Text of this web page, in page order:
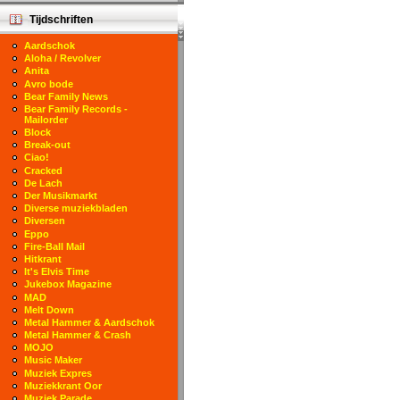
Tijdschriften
Aardschok
Aloha / Revolver
Anita
Avro bode
Bear Family News
Bear Family Records -
Mailorder
Block
Break-out
Ciao!
Cracked
De Lach
Der Musikmarkt
Diverse muziekbladen
Diversen
Eppo
Fire-Ball Mail
Hitkrant
It's Elvis Time
Jukebox Magazine
MAD
Melt Down
Metal Hammer & Aardschok
Metal Hammer & Crash
MOJO
Music Maker
Muziek Expres
Muziekkrant Oor